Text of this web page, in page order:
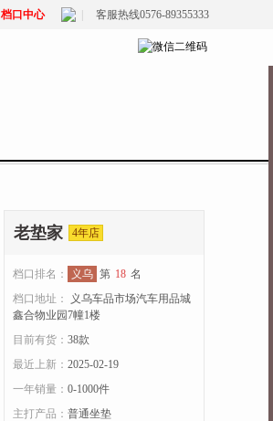
档口中心 客服热线0576-89355333
老垫家 4年店
档口排名： 义乌 第 18 名
档口地址：
义乌车品市场汽车用品城
鑫合物业园7幢1楼
目前有货： 38款
最近上新： 2025-02-19
一年销量： 0-1000件
主打产品： 普通坐垫